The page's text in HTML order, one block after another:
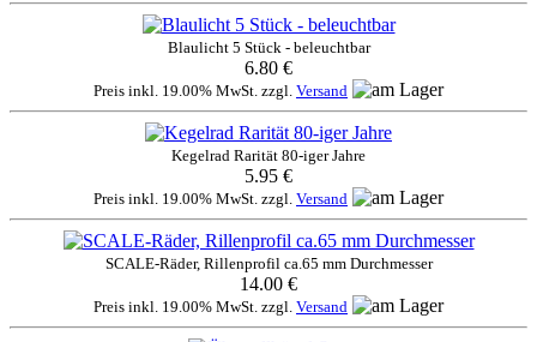
Blaulicht 5 Stück - beleuchtbar
6.80 €
Preis inkl. 19.00% MwSt. zzgl. Versand
Kegelrad Rarität 80-iger Jahre
5.95 €
Preis inkl. 19.00% MwSt. zzgl. Versand
SCALE-Räder, Rillenprofil ca.65 mm Durchmesser
14.00 €
Preis inkl. 19.00% MwSt. zzgl. Versand